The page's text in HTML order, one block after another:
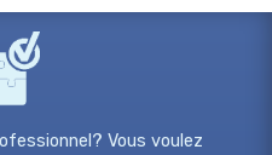
Vous voulez